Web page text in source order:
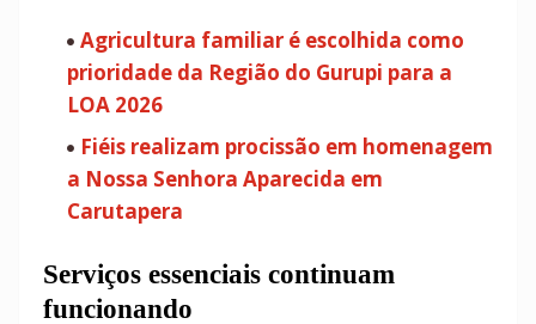
Agricultura familiar é escolhida como
prioridade da Região do Gurupi para a
LOA 2026
Fiéis realizam procissão em homenagem
a Nossa Senhora Aparecida em
Carutapera
Serviços essenciais continuam
funcionando